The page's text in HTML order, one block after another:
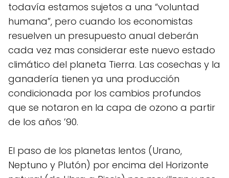
todavía estamos sujetos a una “voluntad
humana”, pero cuando los economistas
resuelven un presupuesto anual deberán
cada vez mas considerar este nuevo estado
climático del planeta Tierra. Las cosechas y la
ganadería tienen ya una producción
condicionada por los cambios profundos
que se notaron en la capa de ozono a partir
de los años ’90.
El paso de los planetas lentos (Urano,
Neptuno y Plutón) por encima del Horizonte